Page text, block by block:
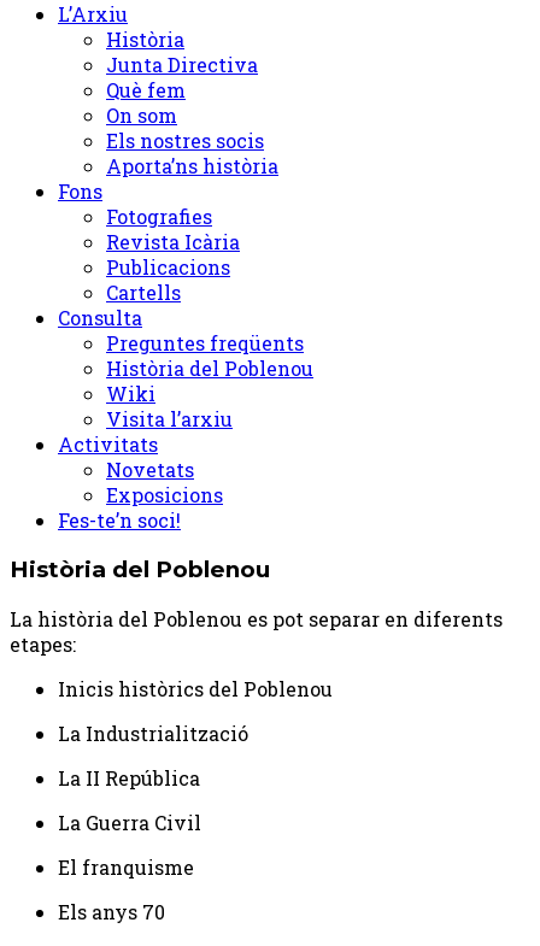
L’Arxiu
Història
Junta Directiva
Què fem
On som
Els nostres socis
Aporta’ns història
Fons
Fotografies
Revista Icària
Publicacions
Cartells
Consulta
Preguntes freqüents
Història del Poblenou
Wiki
Visita l’arxiu
Activitats
Novetats
Exposicions
Fes-te’n soci!
Història del Poblenou
La història del Poblenou es pot separar en diferents
etapes:
Inicis històrics del Poblenou
La Industrialització
La II República
La Guerra Civil
El franquisme
Els anys 70